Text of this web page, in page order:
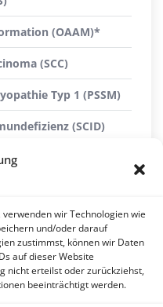
wir Technologien wie
und/oder darauf
zustimmst, können wir Daten
auf dieser Website
nicht erteilst oder zurückziehst,
beeinträchtigt werden.
(OAAM)*
(SCC)
Typ 1 (PSSM)
(SCID)
(OLWS)
(WFFS)